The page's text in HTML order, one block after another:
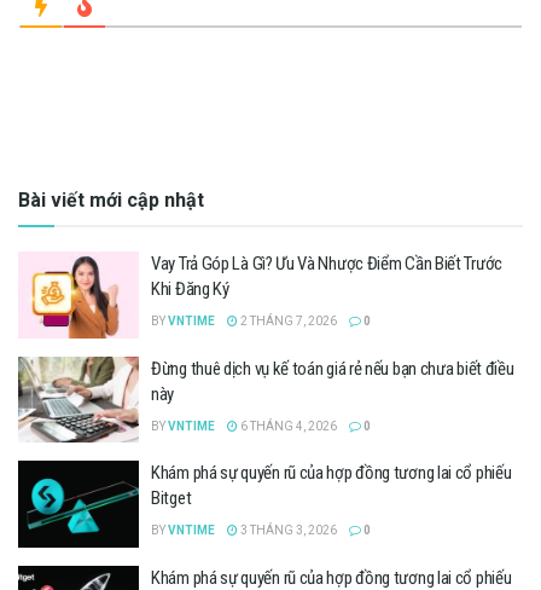
Bài viết mới cập nhật
Vay Trả Góp Là Gì? Ưu Và Nhược Điểm Cần Biết Trước
Khi Đăng Ký
BYVNTIME 2 THÁNG 7, 2026 0
Đừng thuê dịch vụ kế toán giá rẻ nếu bạn chưa biết điều
này
BYVNTIME 6 THÁNG 4, 2026 0
Khám phá sự quyến rũ của hợp đồng tương lai cổ phiếu
Bitget
BYVNTIME 3 THÁNG 3, 2026 0
Khám phá sự quyến rũ của hợp đồng tương lai cổ phiếu